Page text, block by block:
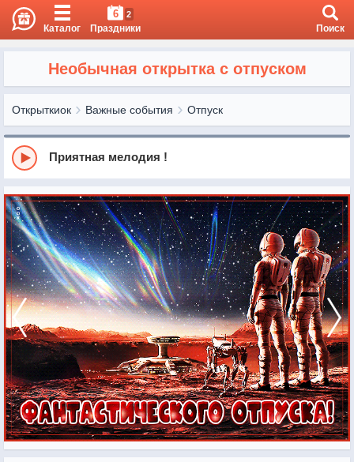
Каталог
6 2
Праздники Поиск
Необычная открытка с отпуском
Открыткиок Важные события Отпуск
Приятная мелодия !